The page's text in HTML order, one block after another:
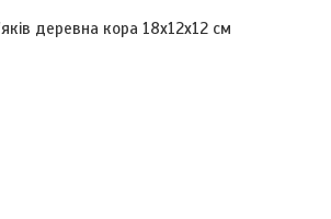
деревна кора 18х12х12 см